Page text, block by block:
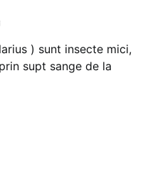
) sunt insecte mici,
supt sange de la